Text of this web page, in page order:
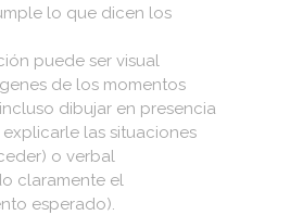
lo que dicen los
puede ser visual
de los momentos
dibujar en presencia
las situaciones
o verbal
claramente el
esperado).